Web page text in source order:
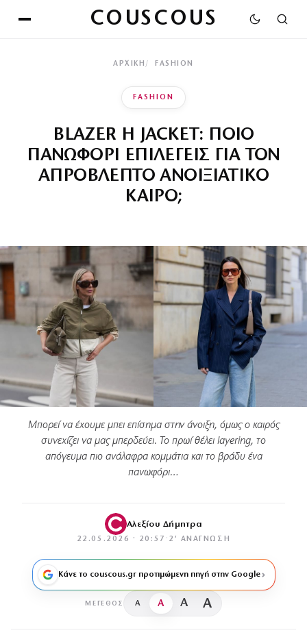
COUSCOUS
ΑΡΧΙΚΉ FASHION
FASHION
BLAZER Η JACKET: ΠΟΙΟ
ΠΑΝΩΦΟΡΙ ΕΠΙΛΕΓΕΙΣ ΓΙΑ ΤΟΝ
ΑΠΡΟΒΛΕΠΤΟ ΑΝΟΙΞΙΑΤΙΚΟ
ΚΑΙΡΟ;
Μπορεί να έχουμε μπει επίσημα στην άνοιξη, όμως ο καιρός
συνεχίζει να μας μπερδεύει. Το πρωί θέλει layering, το
απόγευμα πιο ανάλαφρα κομμάτια και το βράδυ ένα
πανωφόρι…
Αλεξίου Δήμητρα
22.05.2026 · 20:57 · 2′ ΑΝΆΓΝΩΣΗ
Κάνε το couscous.gr προτιμώμενη πηγή στην Google
ΜΈΓΕΘΟΣ A A A A